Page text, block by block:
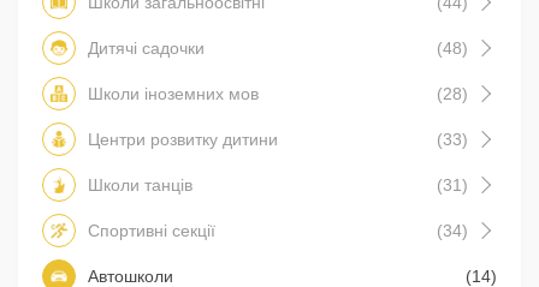
Дитячі садочки (48)
Школи іноземних мов (28)
Центри розвитку дитини (33)
Школи танців (31)
Спортивні секції (34)
Автошколи (14)